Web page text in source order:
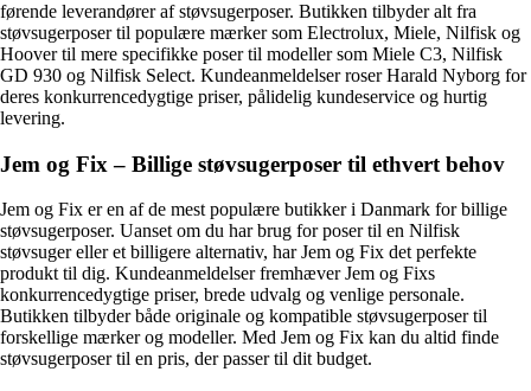
førende leverandører af støvsugerposer. Butikken tilbyder alt fra
støvsugerposer til populære mærker som Electrolux, Miele, Nilfisk og
Hoover til mere specifikke poser til modeller som Miele C3, Nilfisk
GD 930 og Nilfisk Select. Kundeanmeldelser roser Harald Nyborg for
deres konkurrencedygtige priser, pålidelig kundeservice og hurtig
levering.
Jem og Fix – Billige støvsugerposer til ethvert behov
Jem og Fix er en af de mest populære butikker i Danmark for billige
støvsugerposer. Uanset om du har brug for poser til en Nilfisk
støvsuger eller et billigere alternativ, har Jem og Fix det perfekte
produkt til dig. Kundeanmeldelser fremhæver Jem og Fixs
konkurrencedygtige priser, brede udvalg og venlige personale.
Butikken tilbyder både originale og kompatible støvsugerposer til
forskellige mærker og modeller. Med Jem og Fix kan du altid finde
støvsugerposer til en pris, der passer til dit budget.